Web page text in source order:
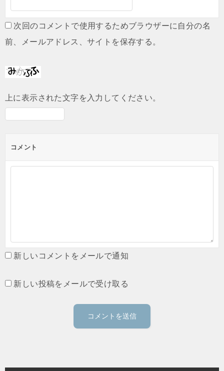
次回のコメントで使用するためブラウザーに自分の名
前、メールアドレス、サイトを保存する。
上に表示された文字を入力してください。
コメント
新しいコメントをメールで通知
新しい投稿をメールで受け取る